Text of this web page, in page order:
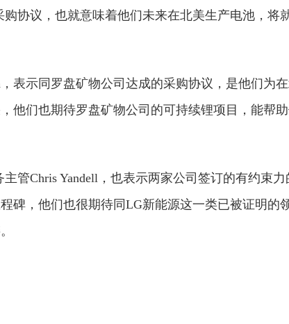
协议，也就意味着他们未来在北美生产电池，将
表示同罗盘矿物公司达成的采购协议，是他们为
他们也期待罗盘矿物公司的可持续锂项目，能帮
管Chris Yandell，也表示两家公司签订的有约束力
碑，他们也很期待同LG新能源这一类已被证明的